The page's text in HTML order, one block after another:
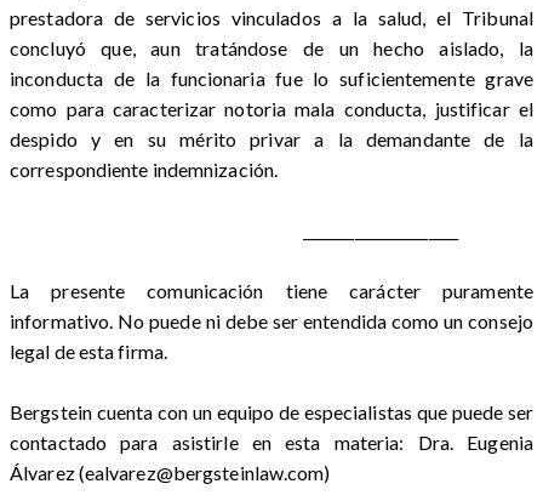
prestadora de servicios vinculados a la salud, el Tribunal
concluyó que, aun tratándose de un hecho aislado, la
inconducta de la funcionaria fue lo suficientemente grave
como para caracterizar notoria mala conducta, justificar el
despido y en su mérito privar a la demandante de la
correspondiente indemnización.
La presente comunicación tiene carácter puramente
informativo. No puede ni debe ser entendida como un consejo
legal de esta firma.
Bergstein cuenta con un equipo de especialistas que puede ser
contactado para asistirle en esta materia: Dra. Eugenia
Álvarez (ealvarez@bergsteinlaw.com)